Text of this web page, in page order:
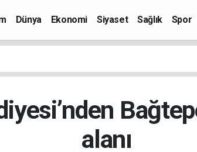
Dünya Ekonomi Siyaset Sağlık Spor
alanı